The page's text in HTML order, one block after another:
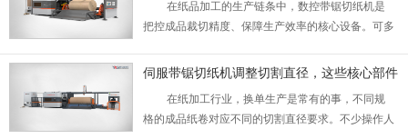
产体验的关键。...
在纸品加工的生产链条中，数控带锯切纸机​是
把控成品裁切精度、保障生产效率的核心设备。可多
首次开机阶段，一个不起眼的操作疏漏，一处被忽略
筑牢装机开机环节的安全防线，从来都是设备安全管
理的**步。...
伺服带锯切纸机调整切割直径，这些核心部件
必须对应修改
在纸加工行业，换单生产是常有的事，不同规
格的成品纸卷对应不同的切割直径要求。不少操作人